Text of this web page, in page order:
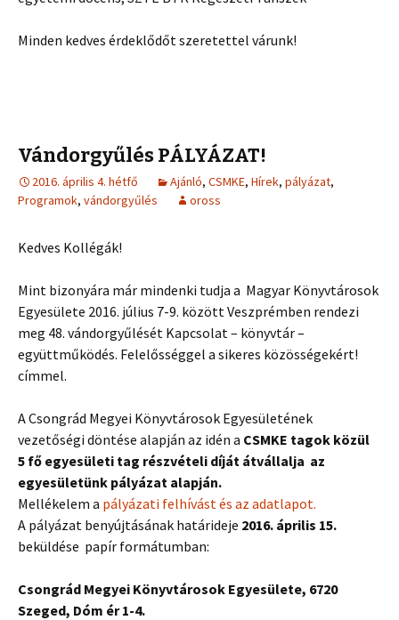
Minden kedves érdeklődőt szeretettel várunk!
Vándorgyűlés PÁLYÁZAT!
2016. április 4. hétfő Ajánló, CSMKE, Hírek, pályázat,
Programok, vándorgyűlés oross
Kedves Kollégák!
Mint bizonyára már mindenki tudja a Magyar Könyvtárosok
Egyesülete 2016. július 7-9. között Veszprémben rendezi
meg 48. vándorgyűlését Kapcsolat – könyvtár –
együttműködés. Felelősséggel a sikeres közösségekért!
címmel.
A Csongrád Megyei Könyvtárosok Egyesületének
vezetőségi döntése alapján az idén a CSMKE tagok közül
5 fő egyesületi tag részvételi díját átvállalja az
egyesületünk pályázat alapján.
Mellékelem a pályázati felhívást és az adatlapot.
A pályázat benyújtásának határideje 2016. április 15.
beküldése papír formátumban:
Csongrád Megyei Könyvtárosok Egyesülete, 6720
Szeged, Dóm ér 1-4.